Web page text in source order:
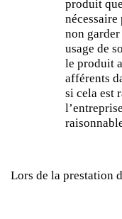
produit
non
usage de
le produit
afférents
si cela est
Lors de la prestation